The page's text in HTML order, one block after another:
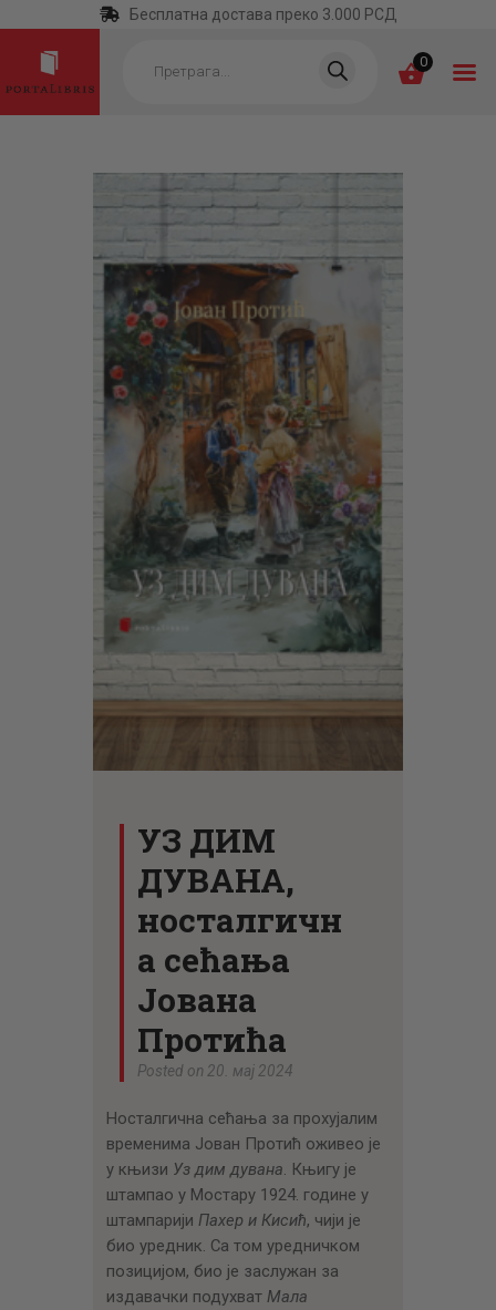
Бесплатна достава преко 3.000 РСД
search 0
ПОЧЕТНА
КАТЕГОРИЈЕ
НАЈПРОДАВАНИЈЕ
НОВЕ КЊИГЕ
ОТРГНУТО ОД
ЗАБОРАВА
АУТОРИ
АКТУЕЛНОСТИ
ЦЕНОВНИК
ПИСМО
УЗ ДИМ
ДУВАНА,
носталгичн
а сећања
Јована
Протића
Posted on 20. мај 2024
Носталгична сећања за прохујалим
временима Јован Протић оживео је
у књизи Уз дим дувана. Књигу је
штампао у Мостару 1924. године у
штампарији Пахер и Кисић, чији је
био уредник. Са том уредничком
позицијом, био је заслужан за
издавачки подухват Мала